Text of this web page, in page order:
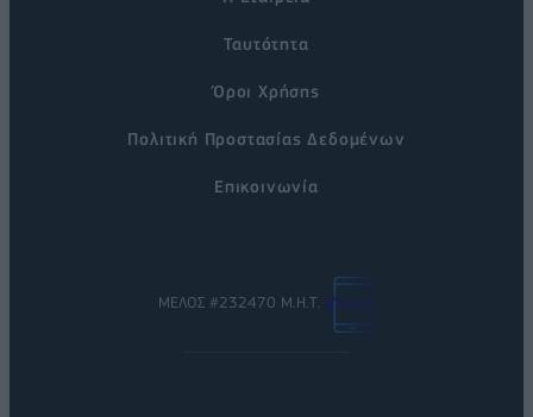
Ταυτότητα
Όροι Χρήσης
Πολιτική Προστασίας Δεδομένων
Επικοινωνία
ΜΕΛΟΣ #232470 Μ.Η.Τ.